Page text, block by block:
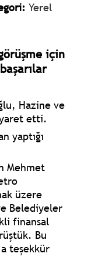
Yerel
için
Hazine ve
etti.
yaptığı
Mehmet
üzere
Belediyeler
finansal
Bu
teşekkür